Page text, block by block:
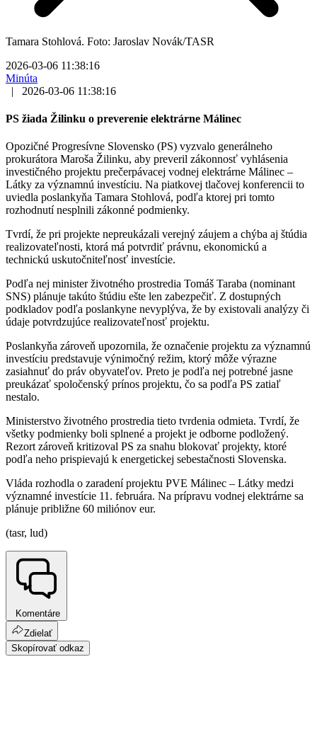
Tamara Stohlová. Foto: Jaroslav Novák/TASR
2026-03-06 11:38:16
Minúta
|
2026-03-06 11:38:16
PS žiada Žilinku o preverenie elektrárne Málinec
Opozičné Progresívne Slovensko (PS) vyzvalo generálneho
prokurátora Maroša Žilinku, aby preveril zákonnosť vyhlásenia
investičného projektu prečerpávacej vodnej elektrárne Málinec –
Látky za významnú investíciu. Na piatkovej tlačovej konferencii to
uviedla poslankyňa Tamara Stohlová, podľa ktorej pri tomto
rozhodnutí nesplnili zákonné podmienky.
Tvrdí, že pri projekte nepreukázali verejný záujem a chýba aj štúdia
realizovateľnosti, ktorá má potvrdiť právnu, ekonomickú a
technickú uskutočniteľnosť investície.
Podľa nej minister životného prostredia Tomáš Taraba (nominant
SNS) plánuje takúto štúdiu ešte len zabezpečiť. Z dostupných
podkladov podľa poslankyne nevyplýva, že by existovali analýzy či
údaje potvrdzujúce realizovateľnosť projektu.
Poslankyňa zároveň upozornila, že označenie projektu za významnú
investíciu predstavuje výnimočný režim, ktorý môže výrazne
zasiahnuť do práv obyvateľov. Preto je podľa nej potrebné jasne
preukázať spoločenský prínos projektu, čo sa podľa PS zatiaľ
nestalo.
Ministerstvo životného prostredia tieto tvrdenia odmieta. Tvrdí, že
všetky podmienky boli splnené a projekt je odborne podložený.
Rezort zároveň kritizoval PS za snahu blokovať projekty, ktoré
podľa neho prispievajú k energetickej sebestačnosti Slovenska.
Vláda rozhodla o zaradení projektu PVE Málinec – Látky medzi
významné investície 11. februára. Na prípravu vodnej elektrárne sa
plánuje približne 60 miliónov eur.
(tasr, lud)
Komentáre
Zdielať
Skopírovať odkaz